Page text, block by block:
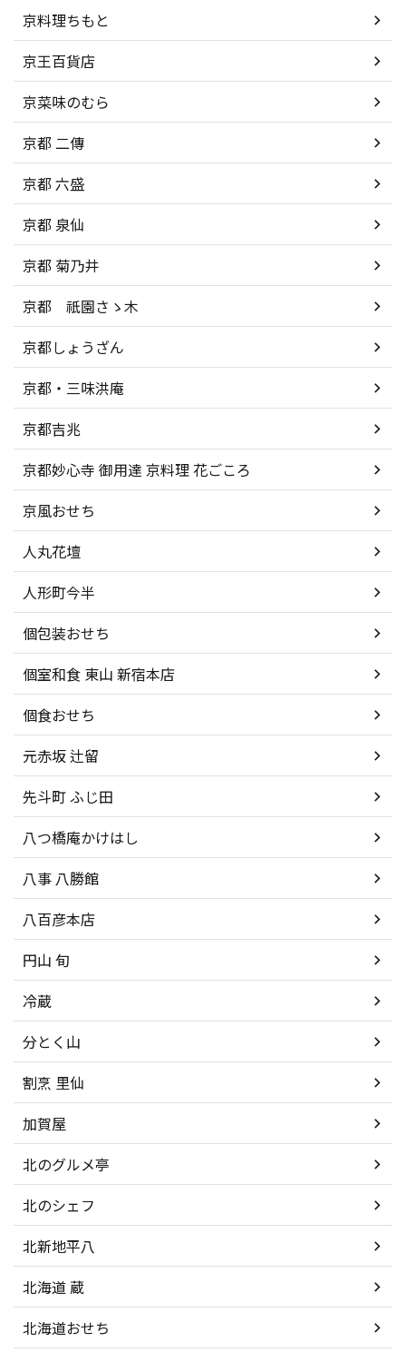
京料理ちもと
京王百貨店
京菜味のむら
京都 二傳
京都 六盛
京都 泉仙
京都 菊乃井
京都 祇園さゝ木
京都しょうざん
京都・三味洪庵
京都吉兆
京都妙心寺 御用達 京料理 花ごころ
京風おせち
人丸花壇
人形町今半
個包装おせち
個室和食 東山 新宿本店
個食おせち
元赤坂 辻留
先斗町 ふじ田
八つ橋庵かけはし
八事 八勝館
八百彦本店
円山 旬
冷蔵
分とく山
割烹 里仙
加賀屋
北のグルメ亭
北のシェフ
北新地平八
北海道 蔵
北海道おせち